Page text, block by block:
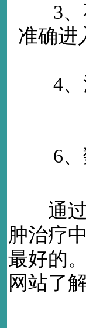
3、不
准确进
4、治
5
6、数
通过
肿治疗
最好的
网站了